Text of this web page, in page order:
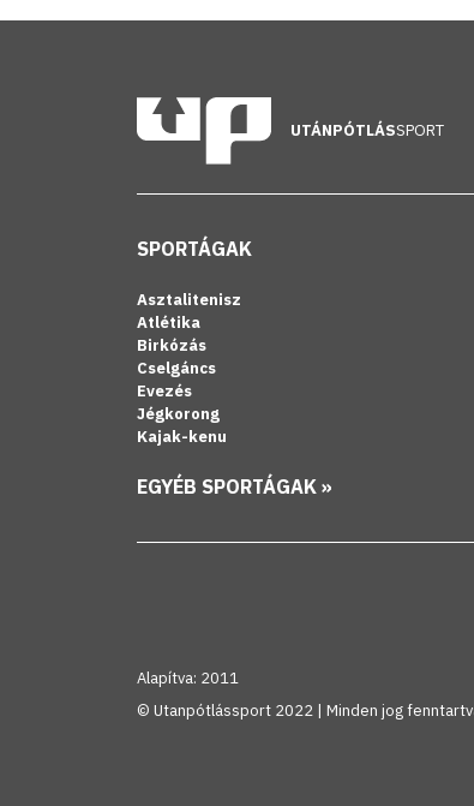
UTÁNPÓTLÁSSPORT
SPORTÁGAK
Asztalitenisz
Atlétika
Birkózás
Cselgáncs
Evezés
Jégkorong
Kajak-kenu
EGYÉB SPORTÁGAK »
Alapítva: 2011
© Utanpótlássport 2022 | Minden jog